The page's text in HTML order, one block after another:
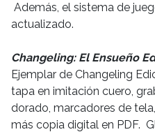
Además, el sistema de
actualizado.
Changeling: El Ensueño
Ejemplar de Changeling
tapa en imitación cuero,
dorado, marcadores de
más copia digital en PDF.